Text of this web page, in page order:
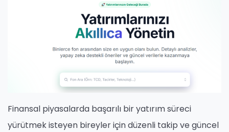
Finansal piyasalarda başarılı bir yatırım süreci
yürütmek isteyen bireyler için düzenli takip ve güncel